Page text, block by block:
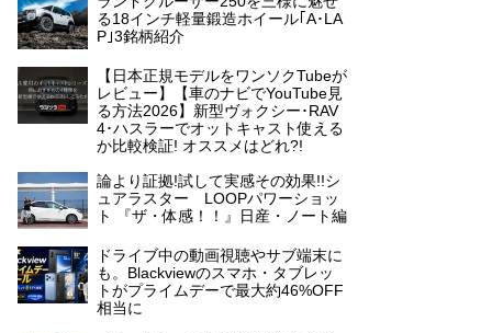
る18インチ軽量鍛造ホイール｢A･LA
P｣3銘柄紹介
【日本正規モデルをワンソクTubeが
レビュー】【車のナビでYouTube見
る方法2026】新型ヴォクシー･RAV
4･ハスラーでオットキャスト使える
か比較検証! オススメはどれ?!
論より証拠!試して実感その効果!!シ
ュアラスター LOOPパワーショッ
ト 『ザ・体感！！』日産・ノート編
ドライブ中の動画視聴やサブ端末に
も。Blackviewのスマホ・タブレッ
トがプライムデーで最大約46%OFF
相当に